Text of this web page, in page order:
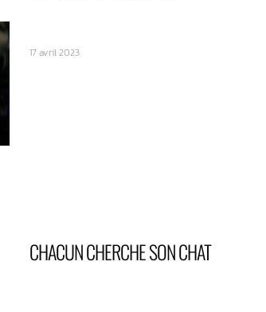
17 avril 2023
CHACUN CHERCHE SON CHAT